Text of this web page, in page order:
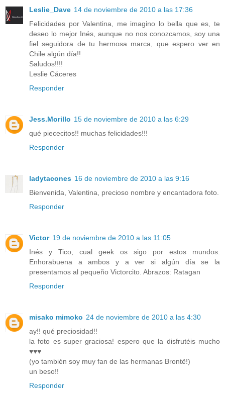
Leslie_Dave 14 de noviembre de 2010 a las 17:36
Felicidades por Valentina, me imagino lo bella que es, te
deseo lo mejor Inés, aunque no nos conozcamos, soy una
fiel seguidora de tu hermosa marca, que espero ver en
Chile algún día!!
Saludos!!!!
Leslie Cáceres
Responder
Jess.Morillo 15 de noviembre de 2010 a las 6:29
qué piececitos!! muchas felicidades!!!
Responder
ladytacones 16 de noviembre de 2010 a las 9:16
Bienvenida, Valentina, precioso nombre y encantadora foto.
Responder
Victor 19 de noviembre de 2010 a las 11:05
Inés y Tico, cual geek os sigo por estos mundos.
Enhorabuena a ambos y a ver si algún día se la
presentamos al pequeño Victorcito. Abrazos: Ratagan
Responder
misako mimoko 24 de noviembre de 2010 a las 4:30
ay!! qué preciosidad!!
la foto es super graciosa! espero que la disfrutéis mucho
♥♥♥
(yo también soy muy fan de las hermanas Brontë!)
un beso!!
Responder